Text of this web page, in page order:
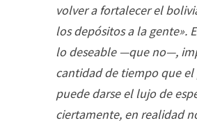
volver a fortalecer el
los depósitos a la gente».
lo deseable —que no—,
cantidad de tiempo que
puede darse el lujo de
ciertamente, en realidad